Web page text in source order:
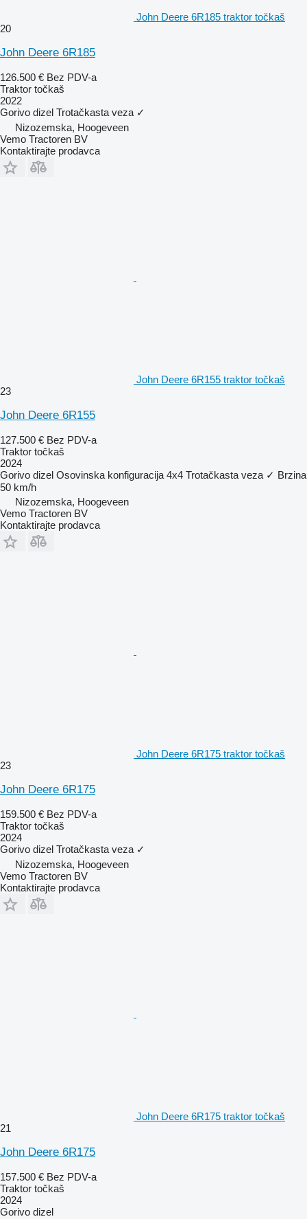
John Deere 6R185 traktor točkaš
20
John Deere 6R185
126.500 € Bez PDV-a
Traktor točkaš
2022
Gorivo dizel Trotačkasta veza ✓
Nizozemska, Hoogeveen
Vemo Tractoren BV
Kontaktirajte prodavca
John Deere 6R155 traktor točkaš
23
John Deere 6R155
127.500 € Bez PDV-a
Traktor točkaš
2024
Gorivo dizel Osovinska konfiguracija 4x4 Trotačkasta veza ✓ Brzina
50 km/h
Nizozemska, Hoogeveen
Vemo Tractoren BV
Kontaktirajte prodavca
John Deere 6R175 traktor točkaš
23
John Deere 6R175
159.500 € Bez PDV-a
Traktor točkaš
2024
Gorivo dizel Trotačkasta veza ✓
Nizozemska, Hoogeveen
Vemo Tractoren BV
Kontaktirajte prodavca
John Deere 6R175 traktor točkaš
21
John Deere 6R175
157.500 € Bez PDV-a
Traktor točkaš
2024
Gorivo dizel